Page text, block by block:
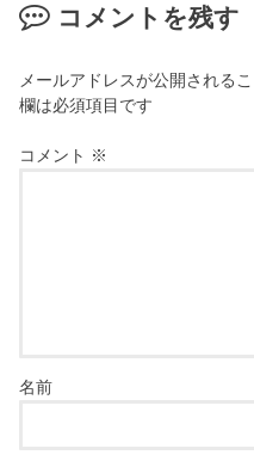
コメントを残す
メールアドレスが公開される
欄は必須項目です
コメント ※
名前